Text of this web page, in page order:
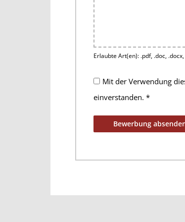
Erlaubte Art(en): .pdf, .doc,
Mit der Verwendung
einverstanden. *